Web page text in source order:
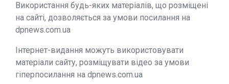
Використання будь-яких матеріалів, що розміщені
на сайті, дозволяється за умови посилання на
dpnews.com.ua
Інтернет-видання можуть використовувати
матеріали сайту, розміщувати відео за умови
гіперпосилання на dpnews.com.ua